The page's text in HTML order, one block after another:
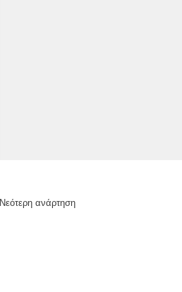
Νεότερη ανάρτηση